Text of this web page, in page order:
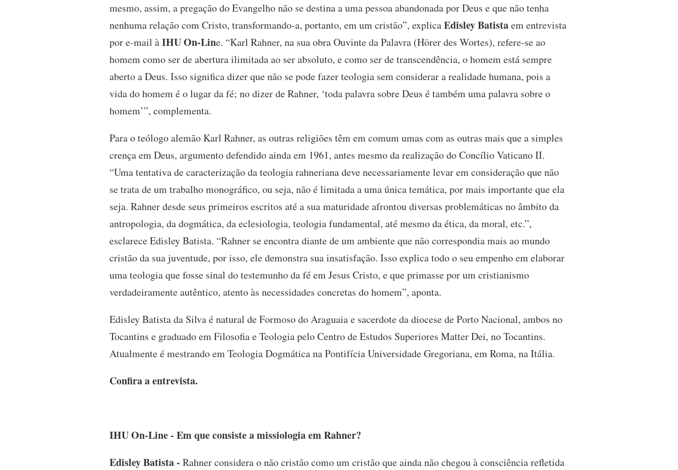
mesmo, assim, a pregação do Evangelho não se destina a uma pessoa abandonada por Deus e que não tenha
nenhuma relação com Cristo, transformando-a, portanto, em um cristão”, explicaEdisley Batistaem entrevista
por e-mail àIHU On-Line. “Karl Rahner, na sua obra Ouvinte da Palavra (Hörer des Wortes), refere-se ao
homem como ser de abertura ilimitada ao ser absoluto, e como ser de transcendência, o homem está sempre
aberto a Deus. Isso significa dizer que não se pode fazer teologia sem considerar a realidade humana, pois a
vida do homem é o lugar da fé; no dizer de Rahner, ‘toda palavra sobre Deus é também uma palavra sobre o
homem’”, complementa.
Para o teólogo alemão Karl Rahner, as outras religiões têm em comum umas com as outras mais que a simples
crença em Deus, argumento defendido ainda em 1961, antes mesmo da realização do Concílio Vaticano II.
“Uma tentativa de caracterização da teologia rahneriana deve necessariamente levar em consideração que não
se trata de um trabalho monográfico, ou seja, não é limitada a uma única temática, por mais importante que ela
seja. Rahner desde seus primeiros escritos até a sua maturidade afrontou diversas problemáticas no âmbito da
antropologia, da dogmática, da eclesiologia, teologia fundamental, até mesmo da ética, da moral, etc.”,
esclarece Edisley Batista. “Rahner se encontra diante de um ambiente que não correspondia mais ao mundo
cristão da sua juventude, por isso, ele demonstra sua insatisfação. Isso explica todo o seu empenho em elaborar
uma teologia que fosse sinal do testemunho da fé em Jesus Cristo, e que primasse por um cristianismo
verdadeiramente autêntico, atento às necessidades concretas do homem”, aponta.
Edisley Batista da Silva é natural de Formoso do Araguaia e sacerdote da diocese de Porto Nacional, ambos no
Tocantins e graduado em Filosofia e Teologia pelo Centro de Estudos Superiores Matter Dei, no Tocantins.
Atualmente é mestrando em Teologia Dogmática na Pontifícia Universidade Gregoriana, em Roma, na Itália.
Confira a entrevista.
IHU On-Line - Em que consiste a missiologia em Rahner?
Edisley Batista - Rahner considera o não cristão como um cristão que ainda não chegou à consciência refletida